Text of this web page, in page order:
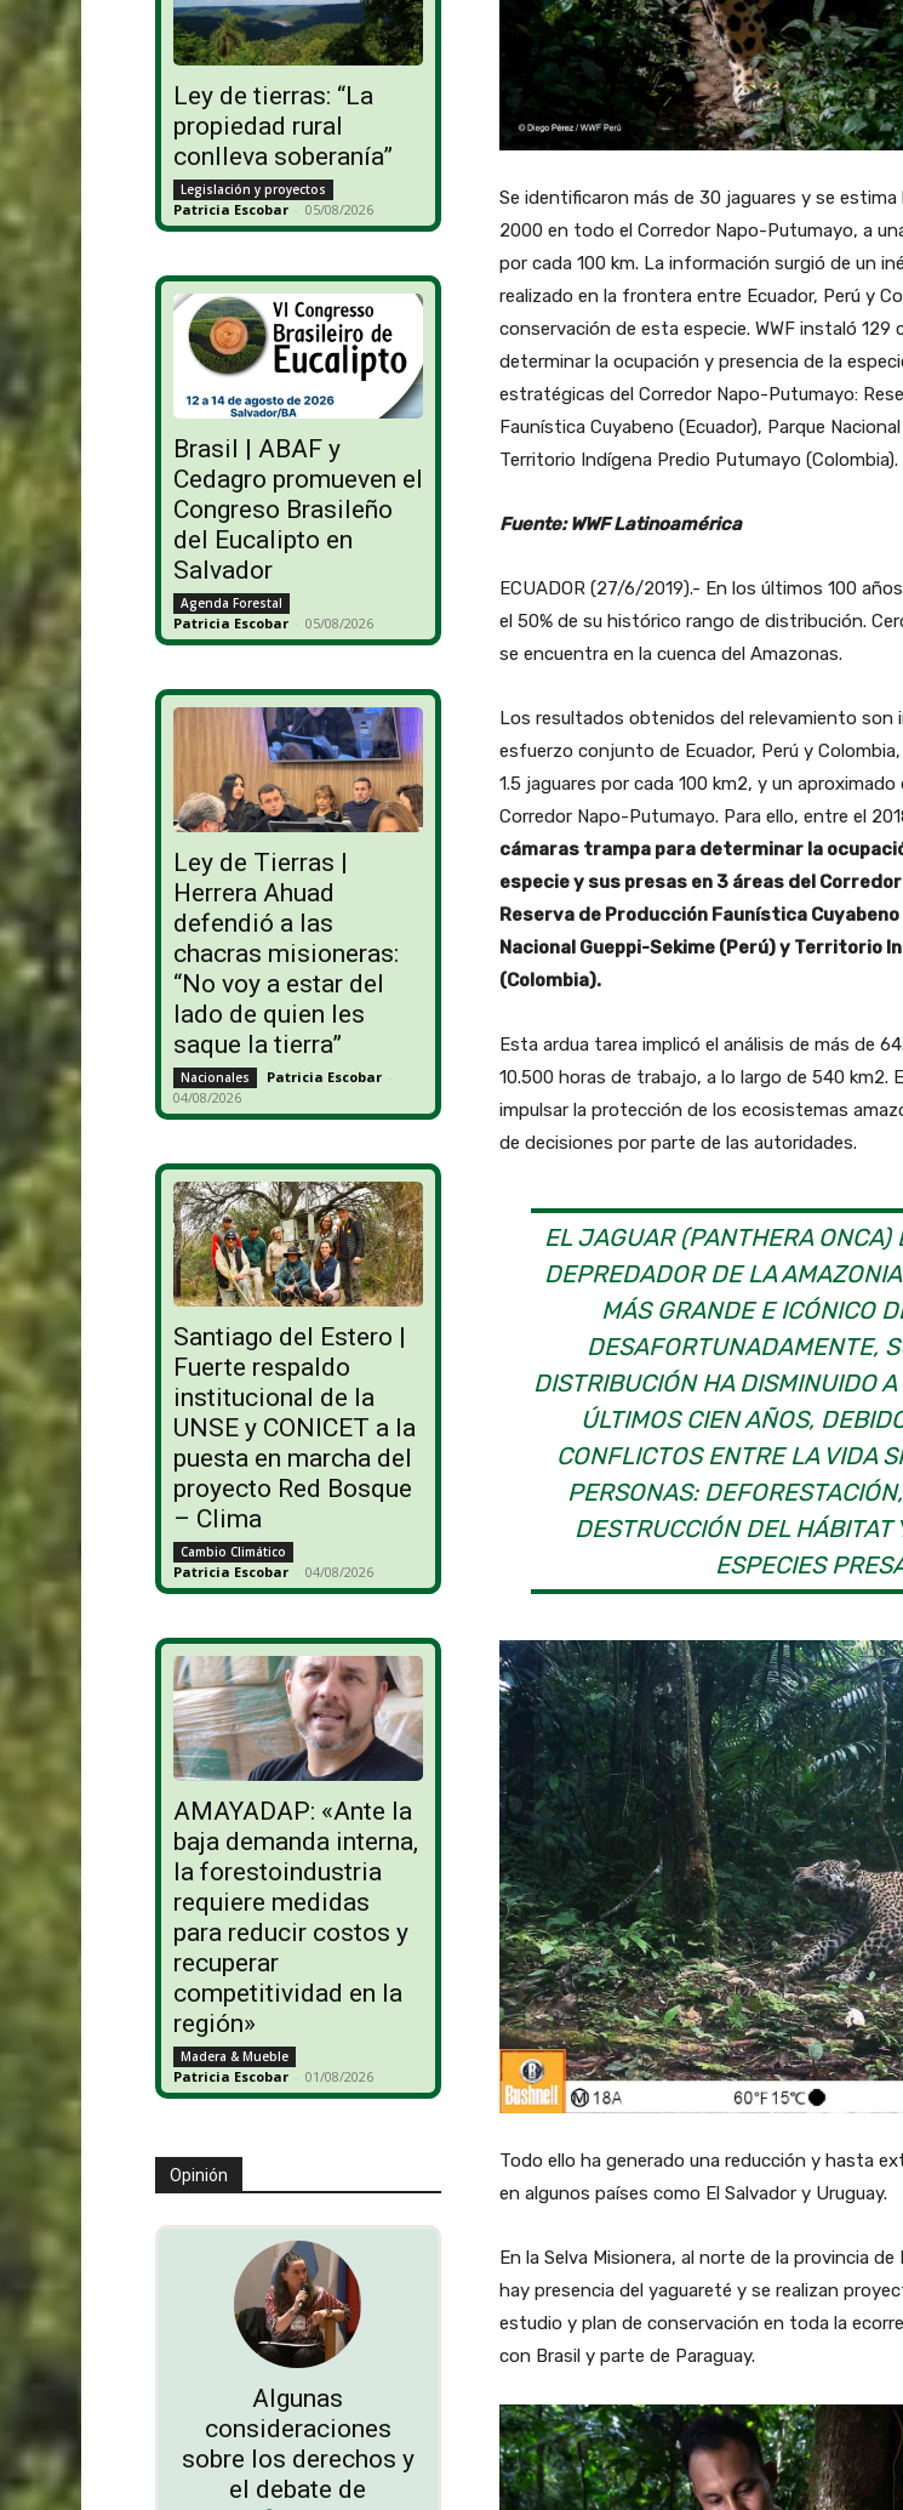
Ley de tierras: “La
propiedad rural
conlleva soberanía”
Legislación y proyectos
Patricia Escobar - 05/08/2026
Brasil | ABAF y
Cedagro promueven el
Congreso Brasileño
del Eucalipto en
Salvador
Agenda Forestal
Patricia Escobar - 05/08/2026
Ley de Tierras |
Herrera Ahuad
defendió a las
chacras misioneras:
“No voy a estar del
lado de quien les
saque la tierra”
Nacionales Patricia Escobar -
04/08/2026
Santiago del Estero |
Fuerte respaldo
institucional de la
UNSE y CONICET a la
puesta en marcha del
proyecto Red Bosque
– Clima
Cambio Climático
Patricia Escobar - 04/08/2026
AMAYADAP: «Ante la
baja demanda interna,
la forestoindustria
requiere medidas
para reducir costos y
recuperar
competitividad en la
región»
Madera & Mueble
Patricia Escobar - 01/08/2026
Opinión
Algunas
consideraciones
sobre los derechos y
el debate de
Se identificaron más de 30 jaguares y se estima
2000 en todo el Corredor Napo-Putumayo, a
por cada 100 km. La información surgió de un
realizado en la frontera entre Ecuador, Perú y
conservación de esta especie. WWF instaló 129
determinar la ocupación y presencia de la
estratégicas del Corredor Napo-Putumayo:
Faunística Cuyabeno (Ecuador), Parque
Territorio Indígena Predio Putumayo (Colombia).
Fuente: WWF Latinoamérica
ECUADOR (27/6/2019).- En los últimos 100
el 50% de su histórico rango de distribución.
se encuentra en la cuenca del Amazonas.
Los resultados obtenidos del relevamiento son
esfuerzo conjunto de Ecuador, Perú y
1.5 jaguares por cada 100 km2, y un
Corredor Napo-Putumayo. Para ello, entre el
cámaras trampa para determinar la
especie y sus presas en 3 áreas del
Reserva de Producción Faunística
Nacional Gueppi-Sekime (Perú) y Territorio
(Colombia).
Esta ardua tarea implicó el análisis de más de
10.500 horas de trabajo, a lo largo de 540 km2.
impulsar la protección de los ecosistemas
de decisiones por parte de las autoridades.
EL JAGUAR (PANTHERA ONCA)
DEPREDADOR DE LA
MÁS GRANDE E ICÓNICO
DESAFORTUNADAMENTE,
DISTRIBUCIÓN HA DISMINUIDO
ÚLTIMOS CIEN AÑOS,
CONFLICTOS ENTRE LA VIDA
PERSONAS:
DESTRUCCIÓN DEL HÁBITAT
ESPECIES
Todo ello ha generado una reducción y hasta
en algunos países como El Salvador y Uruguay.
En la Selva Misionera, al norte de la provincia
hay presencia del yaguareté y se realizan
estudio y plan de conservación en toda la
con Brasil y parte de Paraguay.